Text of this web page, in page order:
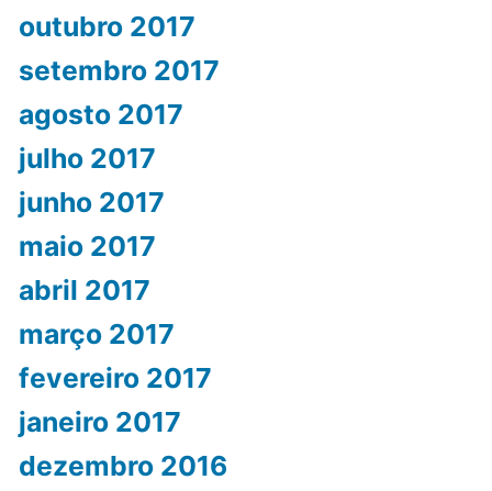
outubro 2017
setembro 2017
agosto 2017
julho 2017
junho 2017
maio 2017
abril 2017
março 2017
fevereiro 2017
janeiro 2017
dezembro 2016